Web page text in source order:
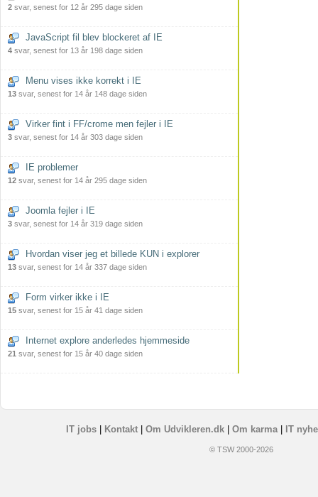
2 svar, senest for 12 år 295 dage siden
JavaScript fil blev blockeret af IE
4 svar, senest for 13 år 198 dage siden
Menu vises ikke korrekt i IE
13 svar, senest for 14 år 148 dage siden
Virker fint i FF/crome men fejler i IE
3 svar, senest for 14 år 303 dage siden
IE problemer
12 svar, senest for 14 år 295 dage siden
Joomla fejler i IE
3 svar, senest for 14 år 319 dage siden
Hvordan viser jeg et billede KUN i explorer
13 svar, senest for 14 år 337 dage siden
Form virker ikke i IE
15 svar, senest for 15 år 41 dage siden
Internet explore anderledes hjemmeside
21 svar, senest for 15 år 40 dage siden
IT jobs| Kontakt| Om Udvikleren.dk| Om karma| IT
© TSW 2000-2026